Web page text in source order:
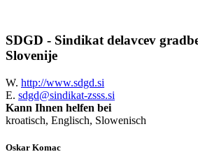
SDGD - Sindikat delavcev
Slovenije
W. http://www.sdgd.si
E. sdgd@sindikat-zsss.si
Kann Ihnen helfen bei
kroatisch, Englisch, Slowenisch
Oskar Komac